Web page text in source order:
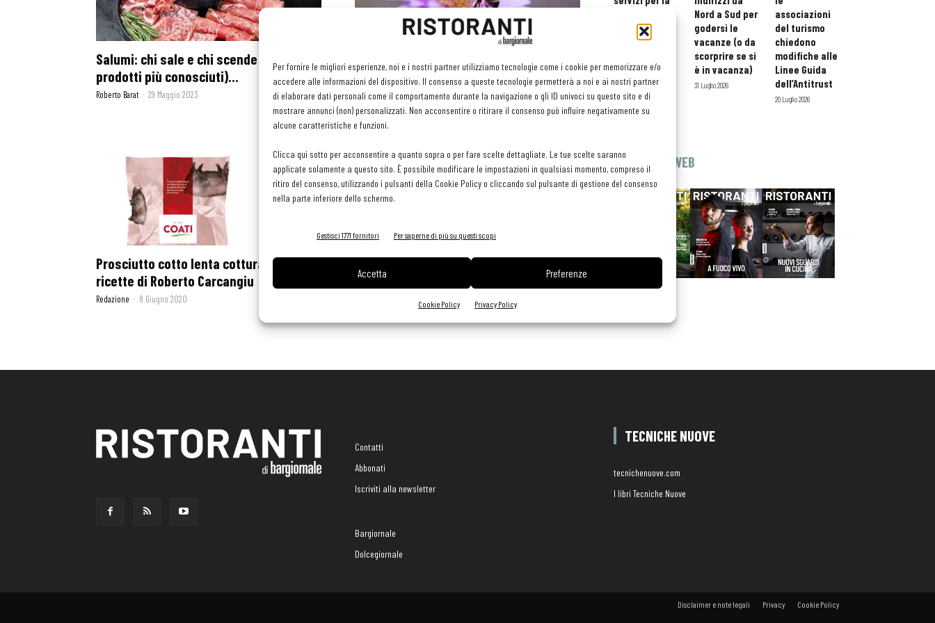
Per fornire le migliori esperienze, noi e i nostri partner utilizziamo tecnologie come i cookie per memorizzare e/o
accedere alle informazioni del dispositivo. Il consenso a queste tecnologie permetterà a noi e ai nostri partner
di elaborare dati personali come il comportamento durante la navigazione o gli ID univoci su questo sito e di
mostrare annunci (non) personalizzati. Non acconsentire o ritirare il consenso può influire negativamente su
alcune caratteristiche e funzioni.
Clicca qui sotto per acconsentire a quanto sopra o per fare scelte dettagliate. Le tue scelte saranno
applicate solamente a questo sito. È possibile modificare le impostazioni in qualsiasi momento, compreso il
ritiro del consenso, utilizzando i pulsanti della Cookie Policy o cliccando sul pulsante di gestione del consenso
nella parte inferiore dello schermo.
Gestisci 1771 fornitori Per saperne di più su questi scopi
Accetta Preferenze
Cookie Policy Privacy Policy
Salumi: chi sale e chi scende (tra i
prodotti più conosciuti)...
Roberto Barat - 29 Maggio 2023
#iofacciodipiù
Finocchiona IGP dona api a
un’azienda...
Martino Ragusa 20 Aprile 2021
Prosciutto cotto lenta cottura Coati: le
ricette di Roberto Carcangiu
Redazione - 8 Giugno 2020
orario esteso
e tessera
professionisti
HoReCa
29 Luglio 2026
Nord a Sud per
godersi le
vacanze (o da
scorprire se si
è in vacanza)
31 Luglio 2026
associazioni
del turismo
chiedono
modifiche alle
Linee Guida
dell’Antitrust
20 Luglio 2026
EDICOLA WEB
Contatti
Abbonati
Iscriviti alla newsletter
Bargiornale
Dolcegiornale
TECNICHE NUOVE
tecnichenuove.com
I libri Tecniche Nuove
Disclaimer e note legali Privacy Cookie Policy